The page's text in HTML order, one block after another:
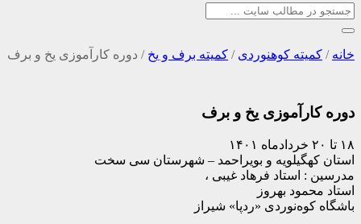
کوهنوردی/کمیته برف و یخ / دوره کارآموزی یخ و برف
یخ و برف
و بویراحمد – شهرستان سی سخت
استاد فرهاد غیبی ،
بهروز
«ردپا» شیراز